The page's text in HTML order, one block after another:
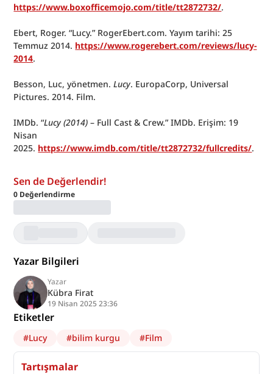
https://www.boxofficemojo.com/title/tt2872732/.
Ebert, Roger. “Lucy.” RogerEbert.com. Yayım tarihi: 25
Temmuz 2014. https://www.rogerebert.com/reviews/lucy-
2014.
Besson, Luc, yönetmen. Lucy. EuropaCorp, Universal
Pictures. 2014. Film.
IMDb. “Lucy (2014) – Full Cast & Crew.” IMDb. Erişim: 19
Nisan
2025. https://www.imdb.com/title/tt2872732/fullcredits/.
Sen de Değerlendir!
0 Değerlendirme
Yazar Bilgileri
Yazar
Kübra Firat
19 Nisan 2025 23:36
Etiketler
#Lucy #bilim kurgu #Film
Tartışmalar